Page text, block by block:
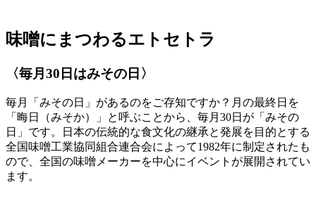
味噌にまつわるエトセトラ
〈毎月30日はみその日〉
毎月「みその日」があるのをご存知ですか？月の最終日を
「晦日（みそか）」と呼ぶことから、毎月30日が「みその
日」です。日本の伝統的な食文化の継承と発展を目的とする
全国味噌工業協同組合連合会によって1982年に制定されたも
ので、全国の味噌メーカーを中心にイベントが展開されてい
ます。